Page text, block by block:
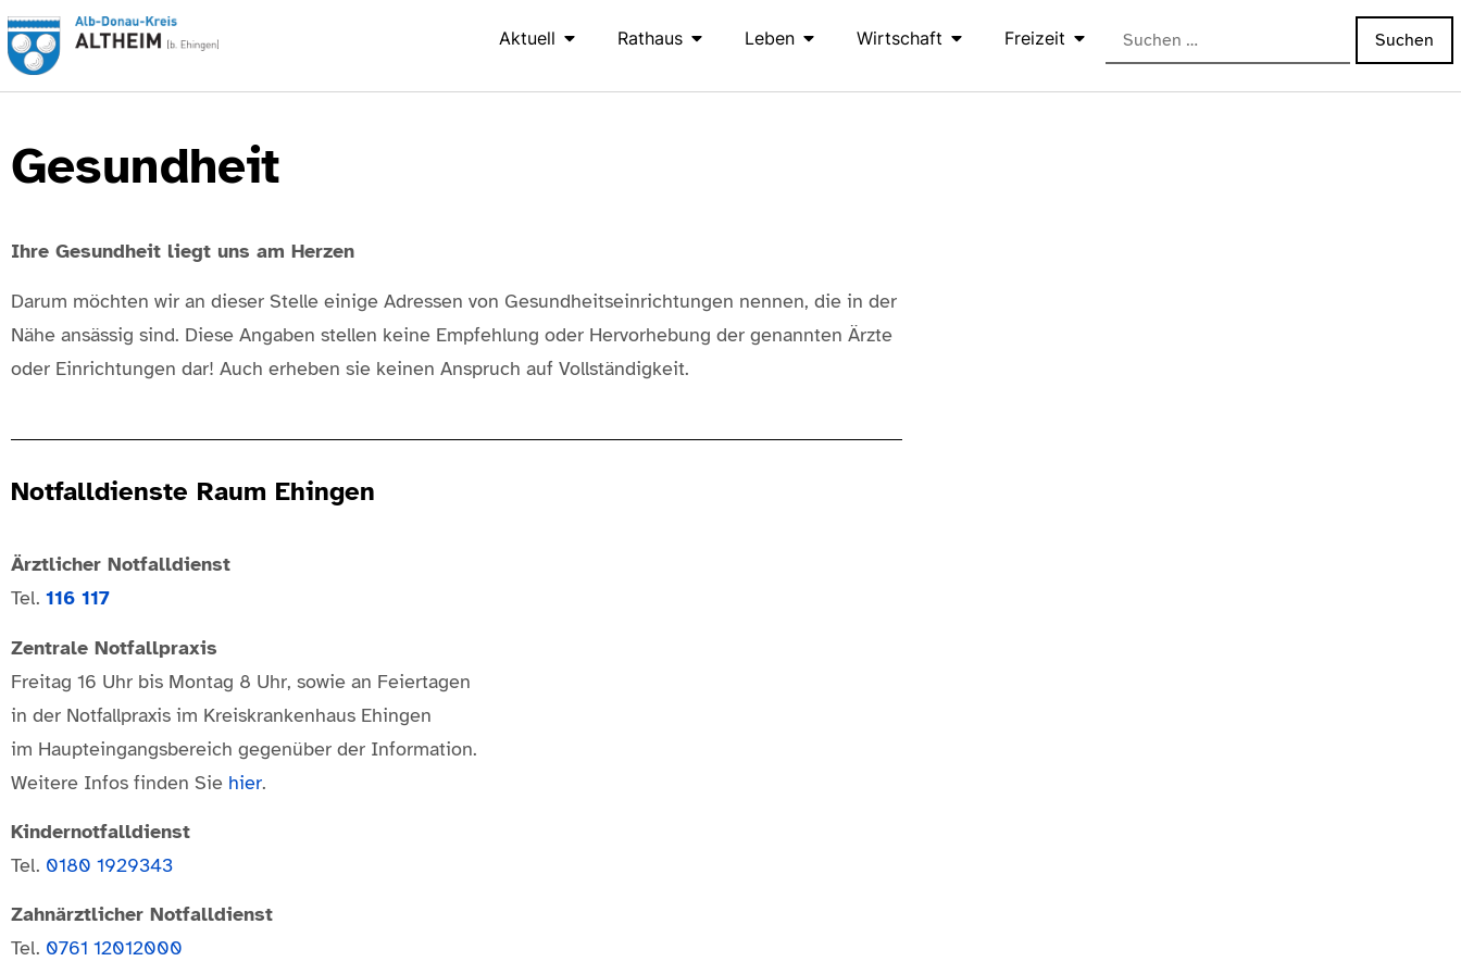
Aktuell Rathaus Leben Wirtschaft Freizeit
Gesundheit
Ihre Gesundheit liegt uns am Herzen
Darum möchten wir an dieser Stelle einige Adressen von Gesundheitseinrichtungen nennen, die in der
Nähe ansässig sind. Diese Angaben stellen keine Empfehlung oder Hervorhebung der genannten Ärzte
oder Einrichtungen dar! Auch erheben sie keinen Anspruch auf Vollständigkeit.
Notfalldienste Raum Ehingen
Ärztlicher Notfalldienst
Tel. 116 117
Zentrale Notfallpraxis
Freitag 16 Uhr bis Montag 8 Uhr, sowie an Feiertagen
in der Notfallpraxis im Kreiskrankenhaus Ehingen
im Haupteingangsbereich gegenüber der Information.
Weitere Infos finden Sie hier.
Kindernotfalldienst
Tel. 0180 1929343
Zahnärztlicher Notfalldienst
Tel. 0761 12012000